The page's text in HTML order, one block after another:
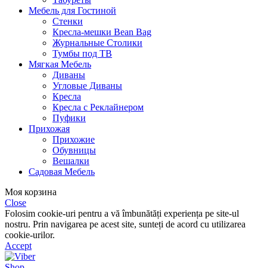
Мебель для Гостиной
Стенки
Кресла-мешки Bean Bag
Журнальные Столики
Тумбы под ТВ
Мягкая Мебель
Диваны
Угловые Диваны
Кресла
Кресла с Реклайнером
Пуфики
Прихожая
Прихожие
Обувницы
Вешалки
Садовая Мебель
Моя корзина
Close
Folosim cookie-uri pentru a vă îmbunătăți experiența pe site-ul
nostru. Prin navigarea pe acest site, sunteți de acord cu utilizarea
cookie-urilor.
Accept